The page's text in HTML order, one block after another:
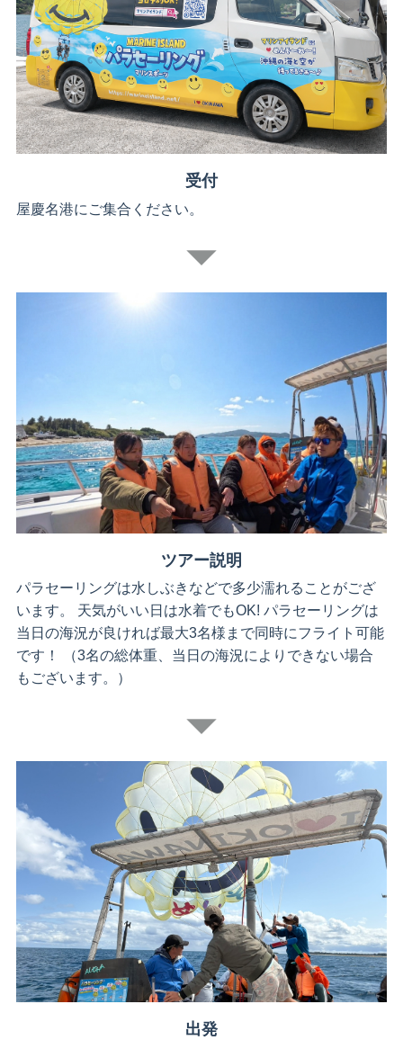
受付
屋慶名港にご集合ください。
ツアー説明
パラセーリングは水しぶきなどで多少濡れることがござ
います。 天気がいい日は水着でもOK! パラセーリングは
当日の海況が良ければ最大3名様まで同時にフライト可能
です！ （3名の総体重、当日の海況によりできない場合
もございます。）
出発